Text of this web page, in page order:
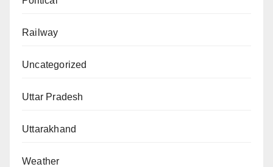
Railway
Uncategorized
Uttar Pradesh
Uttarakhand
Weather